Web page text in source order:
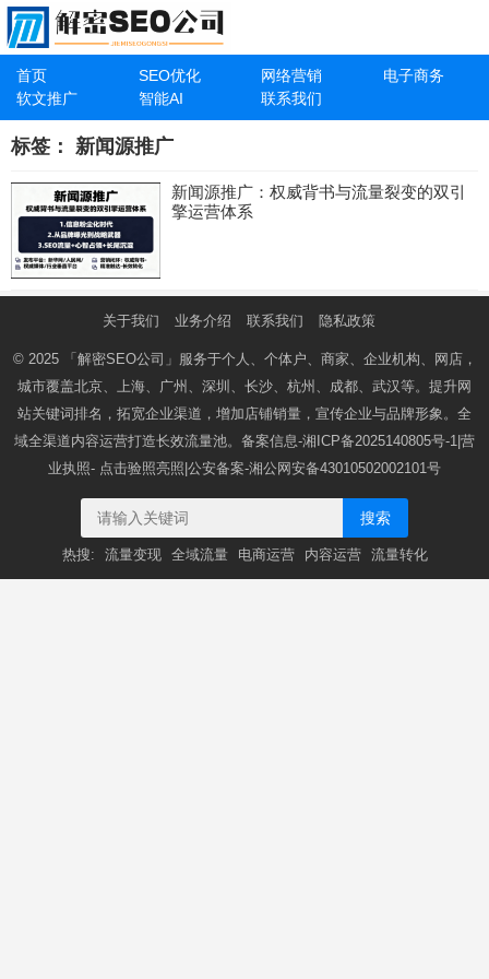
首页 SEO优化 网络营销
电子商务
软文推广
智能AI 联系我们
标签： 新闻源推广
新闻源推广：权威背书与流量裂变的双引
擎运营体系
关于我们 业务介绍 联系我们 隐私政策
© 2025 「解密SEO公司」 服务于个人、个体户、商家、企业机构、网店，
城市覆盖北京、上海、广州、深圳、长沙、杭州、成都、武汉等。提升网
站关键词排名，拓宽企业渠道，增加店铺销量，宣传企业与品牌形象。全
域全渠道内容运营打造长效流量池。备案信息-湘ICP备2025140805号-1 |营
业执照- 点击验照亮照 |公安备案-湘公网安备43010502002101号
搜索
热搜: 流量变现 全域流量 电商运营 内容运营 流量转化